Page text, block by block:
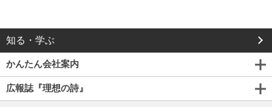
知る・学ぶ
かんたん会社案内
広報誌『理想の詩』